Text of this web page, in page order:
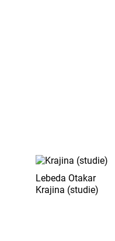
Lebeda Otakar
Krajina (studie)